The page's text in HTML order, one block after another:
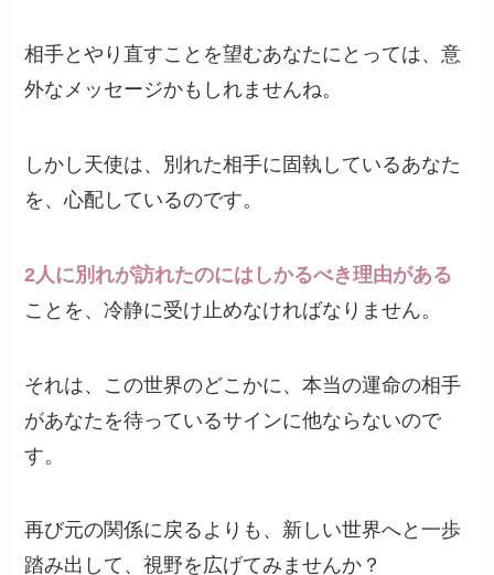
相手とやり直すことを望むあなたにとっては、意
外なメッセージかもしれませんね。
しかし天使は、別れた相手に固執しているあなた
を、心配しているのです。
2人に別れが訪れたのにはしかるべき理由がある
ことを、冷静に受け止めなければなりません。
それは、この世界のどこかに、本当の運命の相手
があなたを待っているサインに他ならないので
す。
再び元の関係に戻るよりも、新しい世界へと一歩
踏み出して、視野を広げてみませんか？